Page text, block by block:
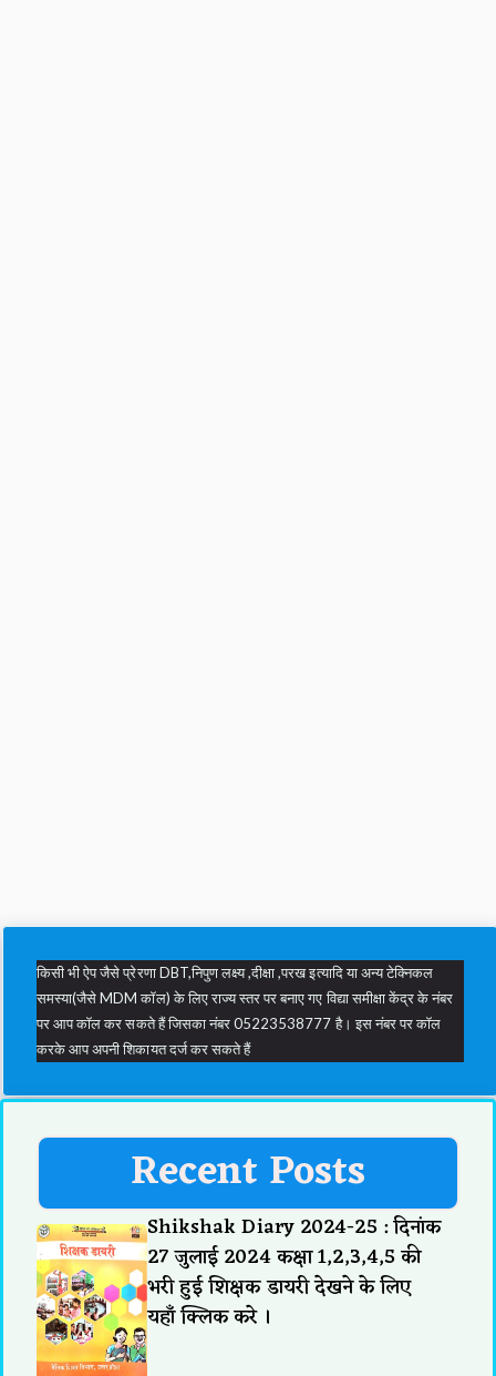
किसी भी ऐप जैसे प्रेरणा DBT,निपुण लक्ष्य ,दीक्षा ,परख इत्यादि या अन्य टेक्निकल
समस्या(जैसे MDM कॉल) के लिए राज्य स्तर पर बनाए गए विद्या समीक्षा केंद्र के नंबर
पर आप कॉल कर सकते हैं जिसका नंबर 05223538777 है। इस नंबर पर कॉल
करके आप अपनी शिकायत दर्ज कर सकते हैं
Recent Posts
Shikshak Diary 2024-25 : दिनांक
27 जुलाई 2024 कक्षा 1,2,3,4,5 की
भरी हुई शिक्षक डायरी देखने के लिए
यहाँ क्लिक करे ।